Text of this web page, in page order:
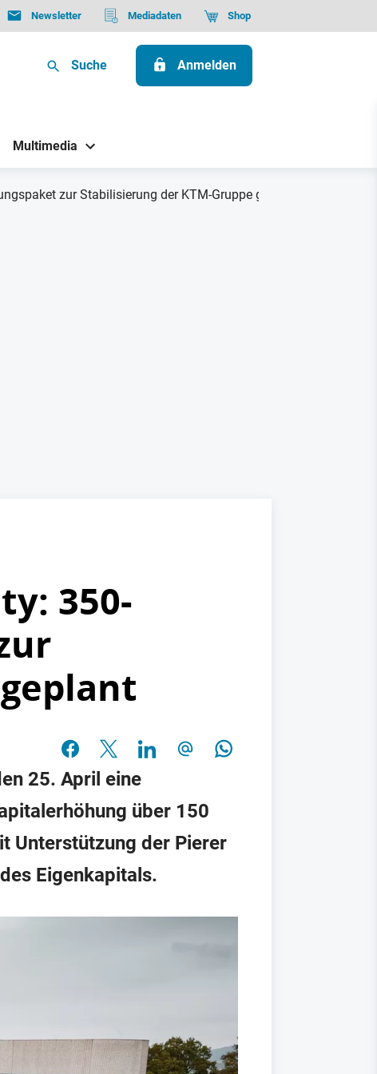
Newsletter Mediadaten Shop
Suche Anmelden
Multimedia
zur Stabilisierung der KTM-Gruppe geplant
350-
25. April eine
über 150
Unterstützung der Pierer
Eigenkapitals.